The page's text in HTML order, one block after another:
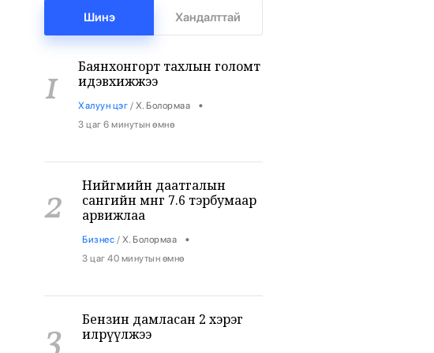
Шинэ Хандалттай
1
Баянхонгорт тахлын голомт
идэвхижжээ
Халуун цэг / Х. Болормаа •
3 цаг 6 минутын өмнө
2
Нийгмийн даатгалын
сангийн мөнгө 7.6 тэрбумаар
арвижлаа
Бизнес / Х. Болормаа •
3 цаг 40 минутын өмнө
3
Бензин дамласан 2 хэрэг
илрүүлжээ